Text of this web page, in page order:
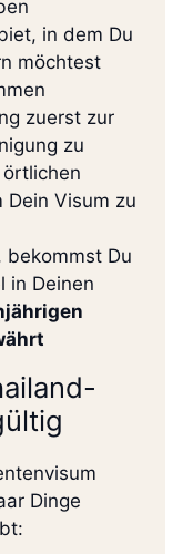
in dem Du
möchtest
zuerst zur
zu
Dein Visum zu
bekommst Du
in Deinen
Dinge